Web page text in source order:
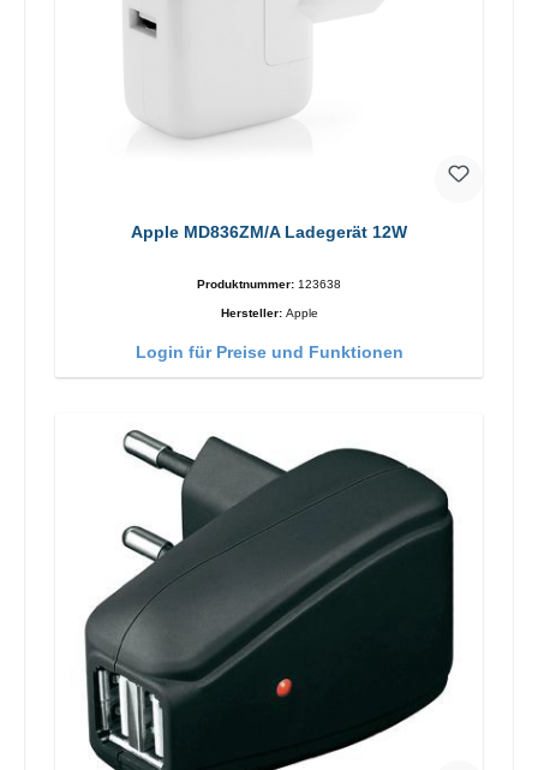
Apple MD836ZM/A Ladegerät 12W
Produktnummer: 123638
Hersteller: Apple
Login für Preise und Funktionen